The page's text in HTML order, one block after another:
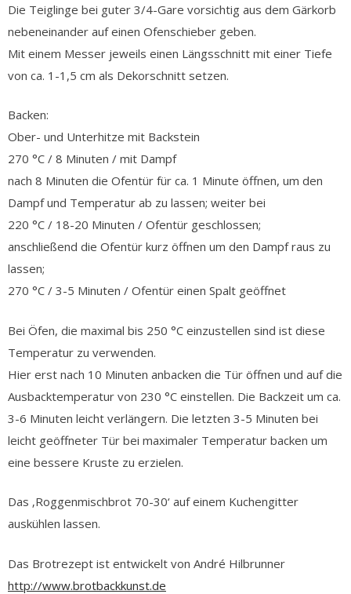
Die Teiglinge bei guter 3/4-Gare vorsichtig aus dem Gärkorb
nebeneinander auf einen Ofenschieber geben.
Mit einem Messer jeweils einen Längsschnitt mit einer Tiefe
von ca. 1-1,5 cm als Dekorschnitt setzen.
Backen:
Ober- und Unterhitze mit Backstein
270 °C / 8 Minuten / mit Dampf
nach 8 Minuten die Ofentür für ca. 1 Minute öffnen, um den
Dampf und Temperatur ab zu lassen; weiter bei
220 °C / 18-20 Minuten / Ofentür geschlossen;
anschließend die Ofentür kurz öffnen um den Dampf raus zu
lassen;
270 °C / 3-5 Minuten / Ofentür einen Spalt geöffnet
Bei Öfen, die maximal bis 250 °C einzustellen sind ist diese
Temperatur zu verwenden.
Hier erst nach 10 Minuten anbacken die Tür öffnen und auf die
Ausbacktemperatur von 230 °C einstellen. Die Backzeit um ca.
3-6 Minuten leicht verlängern. Die letzten 3-5 Minuten bei
leicht geöffneter Tür bei maximaler Temperatur backen um
eine bessere Kruste zu erzielen.
Das ‚Roggenmischbrot 70-30‘ auf einem Kuchengitter
auskühlen lassen.
Das Brotrezept ist entwickelt von André Hilbrunner
http://www.brotbackkunst.de